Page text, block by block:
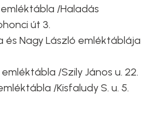
/Haladás
út 3.
és Nagy László emléktáblája
emléktábla /Szily János u. 22.
/Kisfaludy S. u. 5.